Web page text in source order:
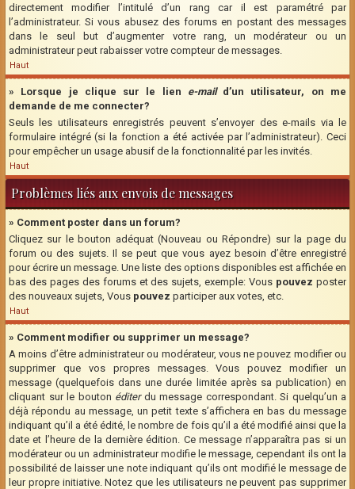
directement modifier l’intitulé d’un rang car il est paramétré par
l’administrateur. Si vous abusez des forums en postant des messages
dans le seul but d’augmenter votre rang, un modérateur ou un
administrateur peut rabaisser votre compteur de messages.
Haut
» Lorsque je clique sur le lien e-maild’un utilisateur, on me
demande de me connecter?
Seuls les utilisateurs enregistrés peuvent s’envoyer des e-mails via le
formulaire intégré (si la fonction a été activée par l’administrateur). Ceci
pour empêcher un usage abusif de la fonctionnalité par les invités.
Haut
Problèmes liés aux envois de messages
» Comment poster dans un forum?
Cliquez sur le bouton adéquat (Nouveau ou Répondre) sur la page du
forum ou des sujets. Il se peut que vous ayez besoin d’être enregistré
pour écrire un message. Une liste des options disponibles est affichée en
bas des pages des forums et des sujets, exemple: Vous pouvez poster
des nouveaux sujets, Vous pouvez participer aux votes, etc.
Haut
» Comment modifier ou supprimer un message?
A moins d’être administrateur ou modérateur, vous ne pouvez modifier ou
supprimer que vos propres messages. Vous pouvez modifier un
message (quelquefois dans une durée limitée après sa publication) en
cliquant sur le bouton éditerdu message correspondant. Si quelqu’un a
déjà répondu au message, un petit texte s’affichera en bas du message
indiquant qu’il a été édité, le nombre de fois qu’il a été modifié ainsi que la
date et l’heure de la dernière édition. Ce message n’apparaîtra pas si un
modérateur ou un administrateur modifie le message, cependant ils ont la
possibilité de laisser une note indiquant qu’ils ont modifié le message de
leur propre initiative. Notez que les utilisateurs ne peuvent pas supprimer